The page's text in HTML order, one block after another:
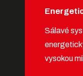
Sálavé
vysokou